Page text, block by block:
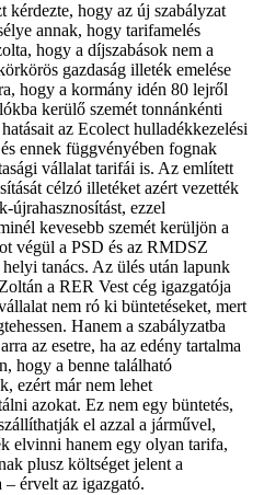
kérdezte, hogy az új szabályzat
annak, hogy tarifamelés
hogy a díjszabások nem a
gazdaság illeték emelése
hogy a kormány idén 80 lejről
kerülő szemét tonnánkénti
az Ecolect hulladékkezelési
ennek függvényében fognak
vállalat tarifái is. Az említett
célzó illetéket azért vezették
újrahasznosítást, ezzel
kevesebb szemét kerüljön a
végül a PSD és az RMDSZ
tanács. Az ülés után lapunk
a RER Vest cég igazgatója
nem ró ki büntetéseket, mert
Hanem a szabályzatba
az esetre, ha az edény tartalma
hogy a benne található
ezért már nem lehet
azokat. Ez nem egy büntetés,
el azzal a járművel,
elvinni hanem egy olyan tarifa,
plusz költséget jelent a
– érvelt az igazgató.